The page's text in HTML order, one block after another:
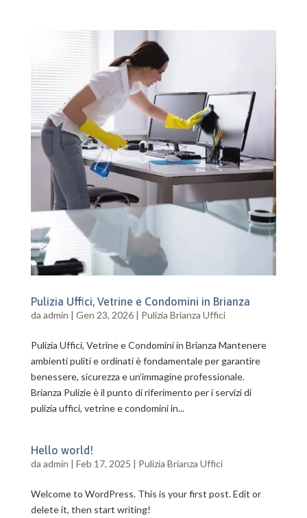
Pulizia Uffici, Vetrine e Condomini in Brianza
da admin | Gen 23, 2026| Pulizia Brianza Uffici
Pulizia Uffici, Vetrine e Condomini in Brianza Mantenere
ambienti puliti e ordinati è fondamentale per garantire
benessere, sicurezza e un’immagine professionale.
Brianza Pulizie è il punto di riferimento per i servizi di
pulizia uffici, vetrine e condomini in...
Hello world!
da admin | Feb 17, 2025 | Pulizia Brianza Uffici
Welcome to WordPress. This is your first post. Edit or
delete it, then start writing!